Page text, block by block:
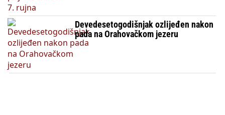
Devedesetogodišnjak ozlijeđen nakon
pada na Orahovačkom jezeru